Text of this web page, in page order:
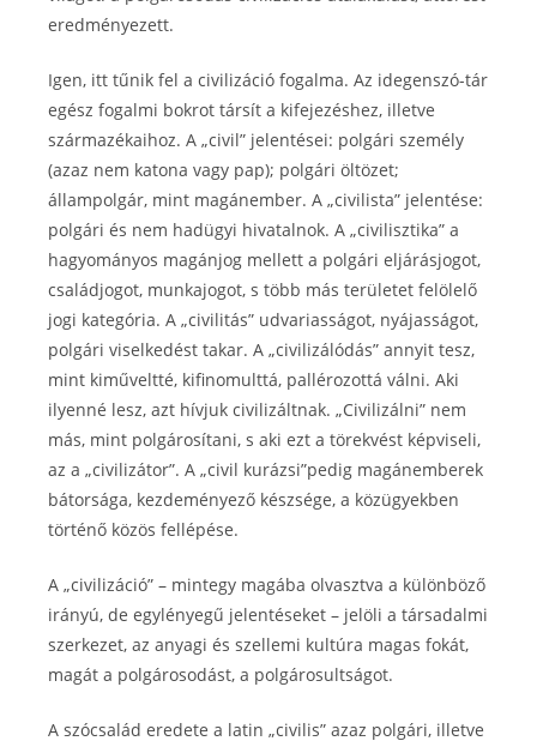
eredményezett.
Igen, itt tűnik fel a civilizáció fogalma. Az idegenszó-tár
egész fogalmi bokrot társít a kifejezéshez, illetve
származékaihoz. A „civil” jelentései: polgári személy
(azaz nem katona vagy pap); polgári öltözet;
állampolgár, mint magánember. A „civilista” jelentése:
polgári és nem hadügyi hivatalnok. A „civilisztika” a
hagyományos magánjog mellett a polgári eljárásjogot,
családjogot, munkajogot, s több más területet felölelő
jogi kategória. A „civilitás” udvariasságot, nyájasságot,
polgári viselkedést takar. A „civilizálódás” annyit tesz,
mint kiműveltté, kifinomulttá, pallérozottá válni. Aki
ilyenné lesz, azt hívjuk civilizáltnak. „Civilizálni” nem
más, mint polgárosítani, s aki ezt a törekvést képviseli,
az a „civilizátor”. A „civil kurázsi”pedig magánemberek
bátorsága, kezdeményező készsége, a közügyekben
történő közös fellépése.
A „civilizáció” – mintegy magába olvasztva a különböző
irányú, de egylényegű jelentéseket – jelöli a társadalmi
szerkezet, az anyagi és szellemi kultúra magas fokát,
magát a polgárosodást, a polgárosultságot.
A szócsalád eredete a latin „civilis” azaz polgári, illetve